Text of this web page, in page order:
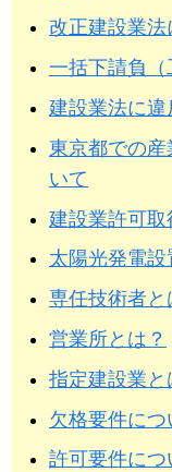
改正建設業法
一括下請負
建設業法に違
東京都での
いて
建設業許可
太陽光発電
専任技術者と
営業所とは？
指定建設業と
欠格要件につ
許可要件につ